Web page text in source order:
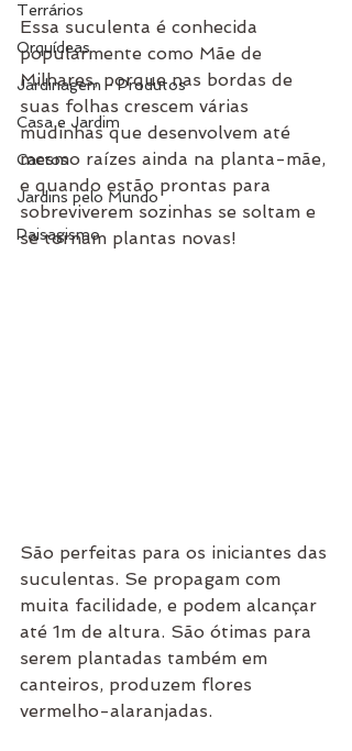
Terrários
Orquídeas
Jardinagem - Produtos
Casa e Jardim
Cactos
Jardins pelo Mundo
Paisagismo
Essa suculenta é conhecida
popularmente como Mãe de
Milhares, porque nas bordas de
suas folhas crescem várias
mudinhas que desenvolvem até
mesmo raízes ainda na planta-mãe,
e quando estão prontas para
sobreviverem sozinhas se soltam e
se tornam plantas novas!
São perfeitas para os iniciantes das
suculentas. Se propagam com
muita facilidade, e podem alcançar
até 1m de altura. São ótimas para
serem plantadas também em
canteiros, produzem flores
vermelho-alaranjadas.